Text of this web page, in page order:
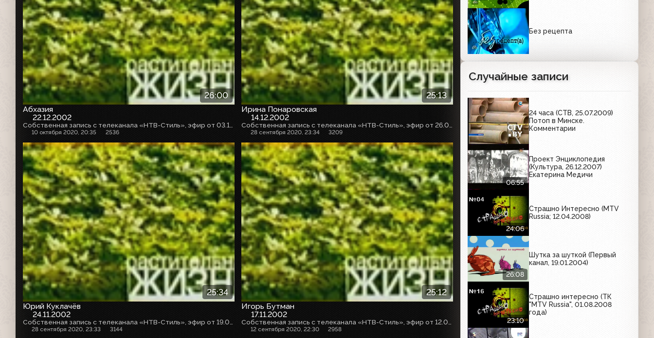
26:00
Абхазия
22.12.2002
10 октября 2020, 20:35 2536
25:13
Ирина Понаровская
14.12.2002
28 сентября 2020, 23:34 3209
25:34
Юрий Куклачёв
24.11.2002
28 сентября 2020, 23:33 3144
25:12
Игорь Бутман
17.11.2002
12 сентября 2020, 22:30 2958
Без рецепта
Случайные записи
24 часа (СТВ, 25.07.2009)
Потоп в Минске.
Комментарии
06:55
Проект Энциклопедия
(Культура, 26.12.2007)
Екатерина Медичи
24:06
Страшно Интересно (MTV
Russia; 12.04.2008)
26:08
Шутка за шуткой (Первый
канал, 19.01.2004)
23:10
Страшно интересно (ТК
"MTV Russia", 01.08.2008
года)